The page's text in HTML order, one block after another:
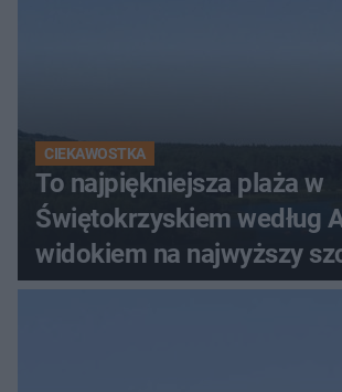
CIEKAWOSTKA
To najpiękniejsza plaża w
Świętokrzyskiem według
widokiem na najwyższy
Świętokrzyskich